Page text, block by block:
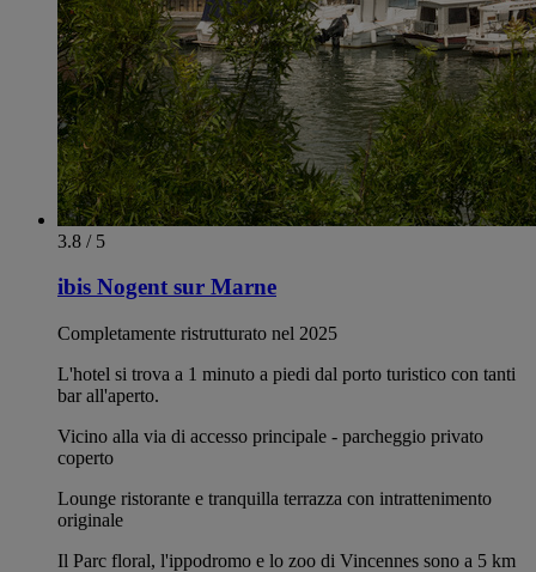
3.8 / 5
ibis Nogent sur Marne
Completamente ristrutturato nel 2025
L'hotel si trova a 1 minuto a piedi dal porto turistico con tanti
bar all'aperto.
Vicino alla via di accesso principale - parcheggio privato
coperto
Lounge ristorante e tranquilla terrazza con intrattenimento
originale
Il Parc floral, l'ippodromo e lo zoo di Vincennes sono a 5 km